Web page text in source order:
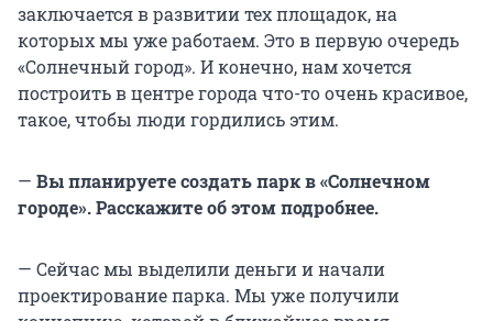
заключается в развитии тех площадок, на
которых мы уже работаем. Это в первую очередь
«Солнечный город». И конечно, нам хочется
построить в центре города что-то очень красивое,
такое, чтобы люди гордились этим.
— Вы планируете создать парк в «Солнечном
городе». Расскажите об этом подробнее.
— Сейчас мы выделили деньги и начали
проектирование парка. Мы уже получили